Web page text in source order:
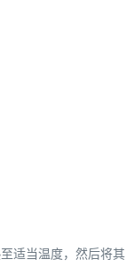
适当温度，然后将其